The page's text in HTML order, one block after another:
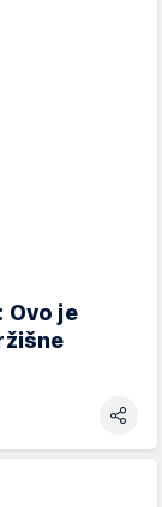
Ovo je